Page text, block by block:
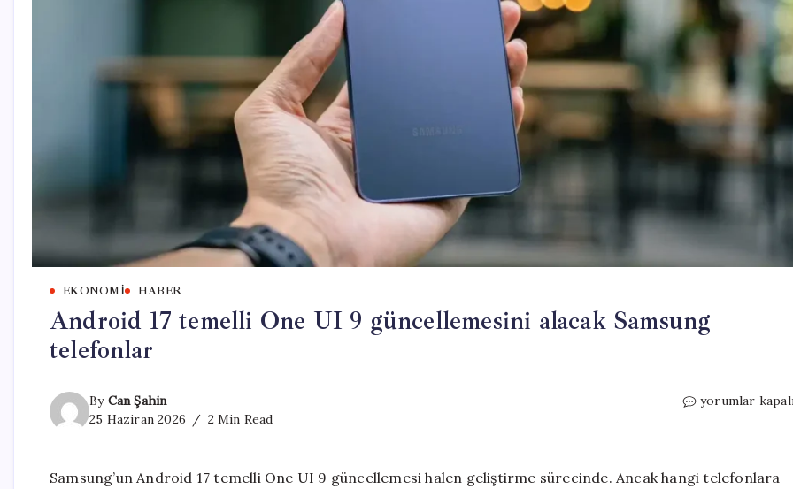
EKONOMI HABER
Android 17 temelli One UI 9 güncellemesini alacak Samsung
telefonlar
By Can Şahin
25 Haziran 2026
2 Min Read
Android
UI
yorumlar
Samsung’un Android 17 temelli One UI 9 güncellemesi halen geliştirme sürecinde. Ancak hangi telefonlara